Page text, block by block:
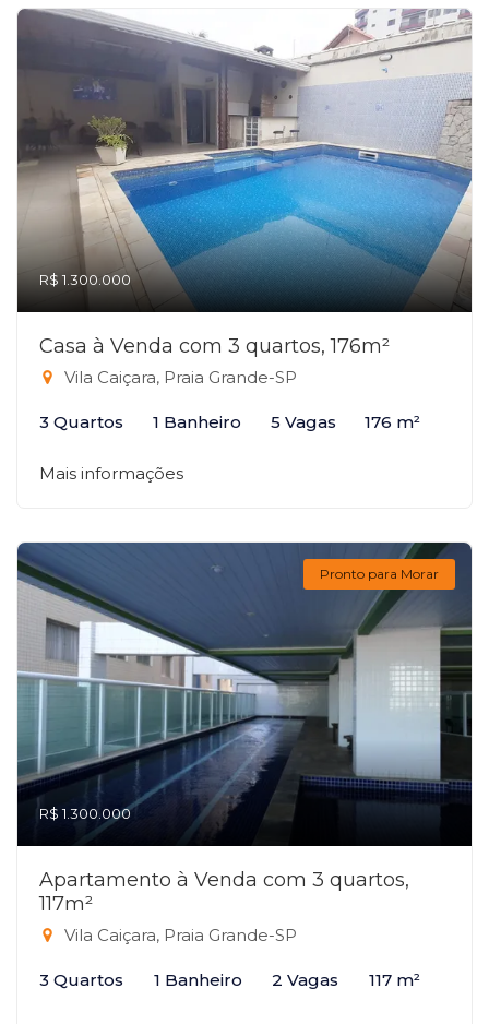
R$ 1.300.000
Casa à Venda com 3 quartos, 176m²
Vila Caiçara, Praia Grande-SP
3 Quartos 1 Banheiro 5 Vagas 176 m²
Mais informações
Pronto para Morar
R$ 1.300.000
Apartamento à Venda com 3 quartos,
117m²
Vila Caiçara, Praia Grande-SP
3 Quartos 1 Banheiro 2 Vagas 117 m²